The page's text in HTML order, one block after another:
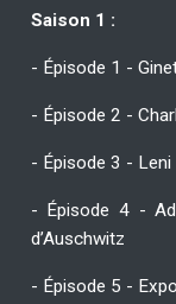
Saison 1 :
- Épisode 1 -
- Épisode 2 -
- Épisode 3 -
- Épisode 4 -
d’Auschwitz
- Épisode 5 -